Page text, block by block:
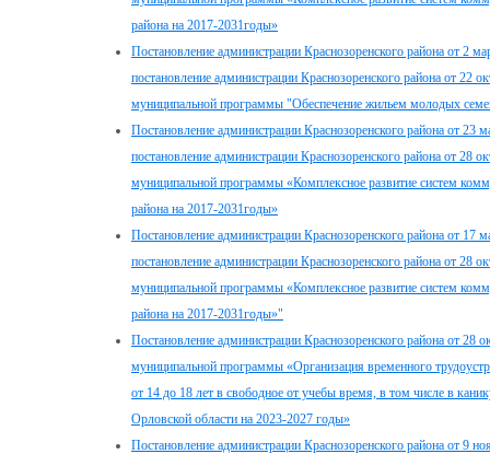
района на 2017-2031годы»
Постановление администрации Краснозоренского района от 2
постановление администрации Краснозоренского района от
муниципальной программы "Обеспечение жильем молодых
Постановление администрации Краснозоренского района от
постановление администрации Краснозоренского района от 28
муниципальной программы «Комплексное развитие систем
района на 2017-2031годы»
Постановление администрации Краснозоренского района от
постановление администрации Краснозоренского района от 28
муниципальной программы «Комплексное развитие систем
района на 2017-2031годы»"
Постановление администрации Краснозоренского района от
муниципальной программы «Организация временного
от 14 до 18 лет в свободное от учебы время, в том числе в
Орловской области на 2023-2027 годы»
Постановление администрации Краснозоренского района от 9